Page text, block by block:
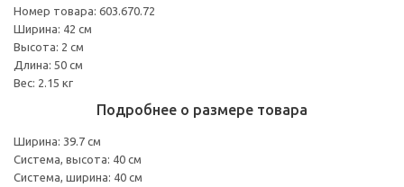
Номер товара: 603.670.72
Ширина: 42 см
Высота: 2 см
Длина: 50 см
Вес: 2.15 кг
Подробнее о размере товара
Ширина: 39.7 см
Система, высота: 40 см
Система, ширина: 40 см